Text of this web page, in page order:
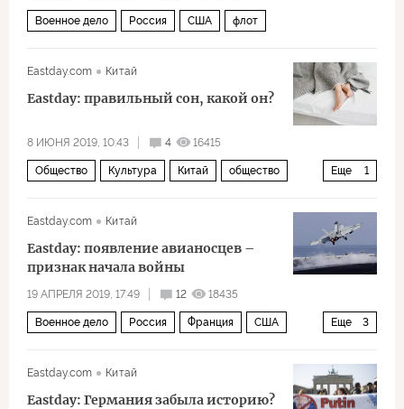
Военное дело Россия США флот
Eastday.com Китай
Eastday: правильный сон, какой он?
8 ИЮНЯ 2019, 10:43 4 16415
Еще 1
Общество Культура Китай общество
Eastday.com
Китай
Eastday: появление авианосцев –
признак начала войны
19 АПРЕЛЯ 2019, 17:49 12 18435
Еще 3
Военное дело Россия Франция США
Eastday.com
Китай
Eastday: Германия забыла историю?